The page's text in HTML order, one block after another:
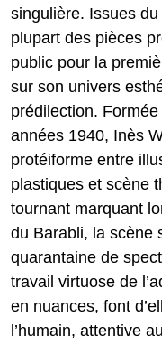
singulière. Issues du
plupart des pièces
public pour la
sur son univers
prédilection.
années 1940, Inès
protéiforme entre
plastiques et scène
tournant marquant
du Barabli, la scène
quarantaine de
travail virtuose de
en nuances, font
l’humain, attentive